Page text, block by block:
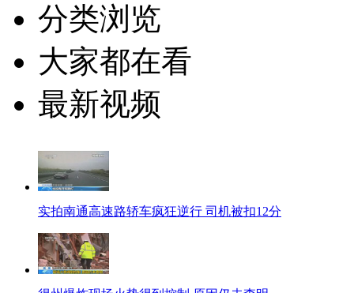
分类浏览
大家都在看
最新视频
实拍南通高速路轿车疯狂逆行 司机被扣12分